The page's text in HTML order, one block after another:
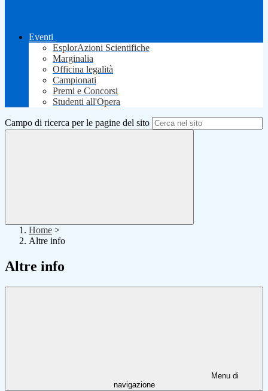
Eventi
EsplorAzioni Scientifiche
Marginalia
Officina legalità
Campionati
Premi e Concorsi
Studenti all'Opera
Campo di ricerca per le pagine del sito
Home >
Altre info
Altre info
Menu di
navigazione